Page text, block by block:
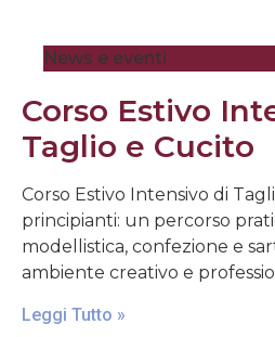
News e eventi
Corso Estivo
Taglio e Cucito
Corso Estivo Intensivo di
principianti: un percorso
modellistica, confezione e
ambiente creativo e
Leggi Tutto »